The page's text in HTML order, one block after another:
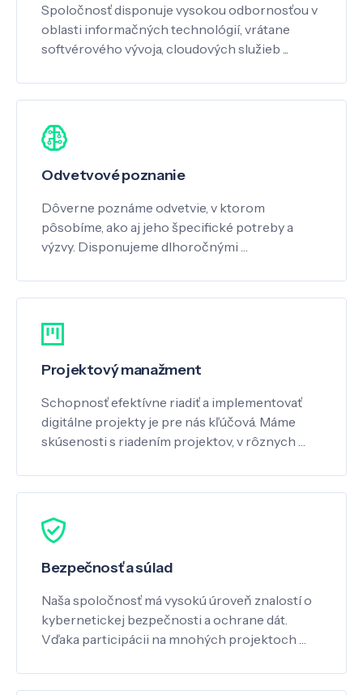
Spoločnosť disponuje vysokou odbornosťou v
oblasti informačných technológií, vrátane
softvérového vývoja, cloudových služieb ...
Odvetvové poznanie
Dôverne poznáme odvetvie, v ktorom
pôsobíme, ako aj jeho špecifické potreby a
výzvy. Disponujeme dlhoročnými …
Projektový manažment
Schopnosť efektívne riadiť a implementovať
digitálne projekty je pre nás kľúčová. Máme
skúsenosti s riadením projektov, v rôznych …
Bezpečnosť a súlad
Naša spoločnosť má vysokú úroveň znalostí o
kybernetickej bezpečnosti a ochrane dát.
Vďaka participácii na mnohých projektoch …